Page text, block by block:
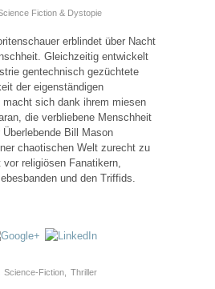
Fiction & Dystopie
erblindet über Nacht
Gleichzeitig entwickelt
gentechnisch gezüchtete
der eigenständigen
macht sich dank ihrem miesen
die verbliebene Menschheit
Bill Mason
chaotischen Welt zurecht zu
religiösen Fanatikern,
und den Triffids.
Science-Fiction Thriller